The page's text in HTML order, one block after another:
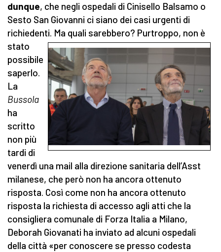
dunque, che negli ospedali di Cinisello Balsamo o
Sesto San Giovanni ci siano dei casi urgenti di
richiedenti. Ma quali sarebbero? Purtroppo, non è
stato
possibile
saperlo.
La
Bussola
ha
scritto
non più
tardi di
venerdì una mail alla direzione sanitaria dell’Asst
milanese, che però non ha ancora ottenuto
risposta. Così come non ha ancora ottenuto
risposta la richiesta di accesso agli atti che la
consigliera comunale di Forza Italia a Milano,
Deborah Giovanati ha inviato ad alcuni ospedali
della città «per conoscere se presso codesta